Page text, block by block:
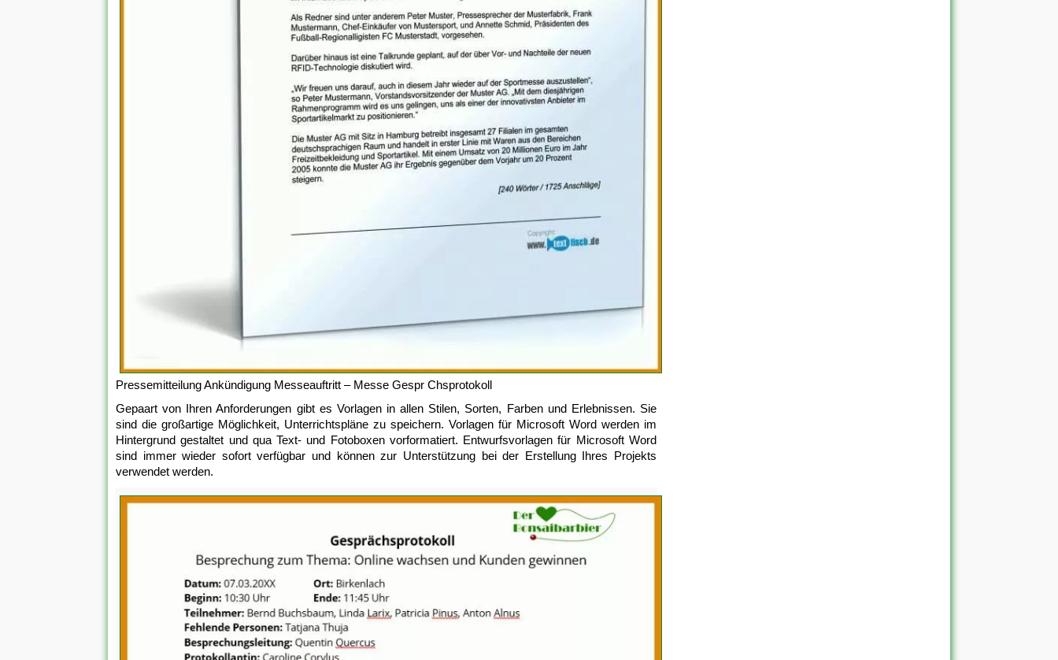
Pressemitteilung Ankündigung Messeauftritt – Messe Gespr Chsprotokoll
Gepaart von Ihren Anforderungen gibt es Vorlagen in allen Stilen, Sorten, Farben und Erlebnissen. Sie
sind die großartige Möglichkeit, Unterrichtspläne zu speichern. Vorlagen für Microsoft Word werden im
Hintergrund gestaltet und qua Text- und Fotoboxen vorformatiert. Entwurfsvorlagen für Microsoft Word
sind immer wieder sofort verfügbar und können zur Unterstützung bei der Erstellung Ihres Projekts
verwendet werden.